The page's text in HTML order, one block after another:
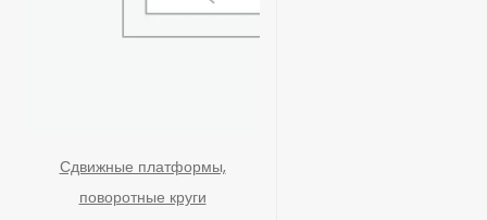
Сдвижные платформы,
поворотные круги